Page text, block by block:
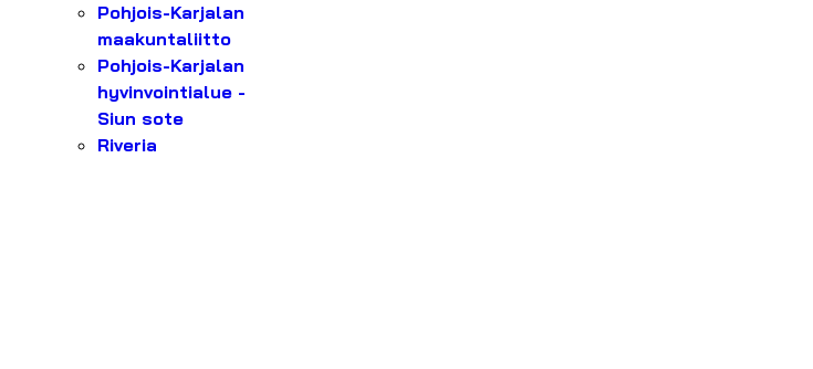
Pohjois-Karjalan
maakuntaliitto
Pohjois-Karjalan
hyvinvointialue -
Siun sote
Riveria